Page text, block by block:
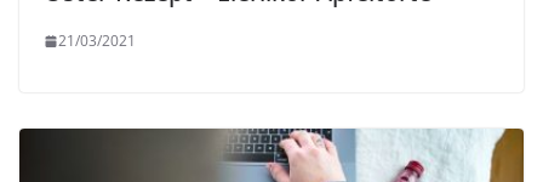
21/03/2021